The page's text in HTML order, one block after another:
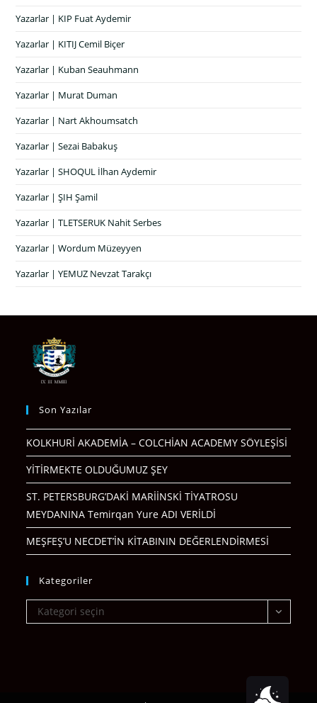
Yazarlar | KIP Fuat Aydemir
Yazarlar | KITIJ Cemil Biçer
Yazarlar | Kuban Seauhmann
Yazarlar | Murat Duman
Yazarlar | Nart Akhoumsatch
Yazarlar | Sezai Babakuş
Yazarlar | SHOQUL İlhan Aydemir
Yazarlar | ŞIH Şamil
Yazarlar | TLETSERUK Nahit Serbes
Yazarlar | Wordum Müzeyyen
Yazarlar | YEMUZ Nevzat Tarakçı
Son Yazılar
KOLKHURİ AKADEMİA – COLCHİAN ACADEMY SÖYLEŞİSİ
YİTİRMEKTE OLDUĞUMUZ ŞEY
ST. PETERSBURG’DAKİ MARİİNSKİ TİYATROSU
MEYDANINA Temirqan Yure ADI VERİLDİ
MEŞFEŞ’U NECDET’İN KİTABININ DEĞERLENDİRMESİ
Kategoriler
Kategoriler
Kategori seçin